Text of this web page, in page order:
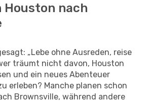
Houston nach
„Lebe ohne Ausreden, reise
träumt nicht davon, Houston
und ein neues Abenteuer
erleben? Manche planen schon
Brownsville, während andere